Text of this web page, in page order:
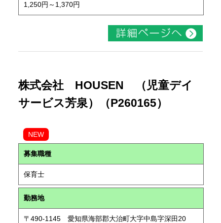
1,250円～1,370円
株式会社 HOUSEN （児童デイ
サービス芳泉）（P260165）
NEW
募集職種
保育士
勤務地
〒490-1145 愛知県海部郡大治町大字中島字深田20